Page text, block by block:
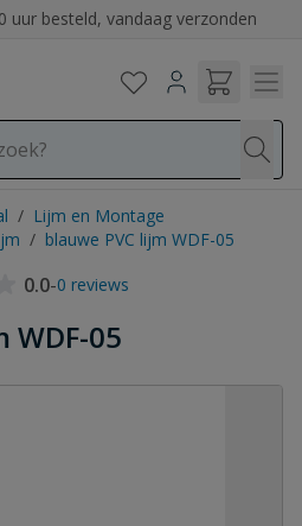
uur besteld, vandaag verzonden
/ Lijm en Montage
/ blauwe PVC lijm WDF-05
0.0-0 reviews
WDF-05